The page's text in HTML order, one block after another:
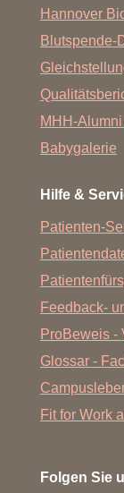
Hannover
Blutspende-
MHH-Alumni
Babygalerie
Hilfe &
Patienten-
Feedback-
ProBeweis -
Glossar -
Fit for Work
Folgen Sie